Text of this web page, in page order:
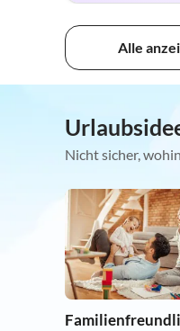
Alle
Nicht sicher,